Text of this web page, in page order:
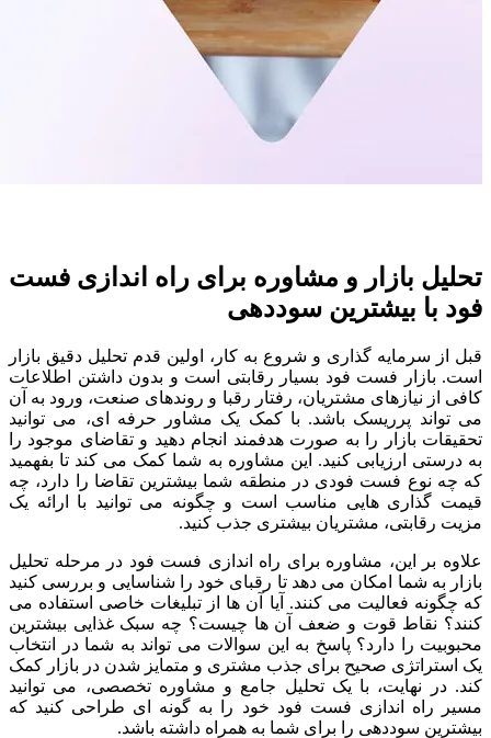
تحلیل بازار و مشاوره برای راه اندازی فست
فود با بیشترین سوددهی
قبل از سرمایه گذاری و شروع به کار، اولین قدم تحلیل دقیق بازار
است. بازار فست فود بسیار رقابتی است و بدون داشتن اطلاعات
کافی از نیازهای مشتریان، رفتار رقبا و روندهای صنعت، ورود به آن
می تواند پرریسک باشد. با کمک یک مشاور حرفه ای، می توانید
تحقیقات بازار را به صورت هدفمند انجام دهید و تقاضای موجود را
به درستی ارزیابی کنید. این مشاوره به شما کمک می کند تا بفهمید
که چه نوع فست فودی در منطقه شما بیشترین تقاضا را دارد، چه
قیمت گذاری هایی مناسب است و چگونه می توانید با ارائه یک
مزیت رقابتی، مشتریان بیشتری جذب کنید.
علاوه بر این، مشاوره برای راه اندازی فست فود در مرحله تحلیل
بازار به شما امکان می دهد تا رقبای خود را شناسایی و بررسی کنید
که چگونه فعالیت می کنند. آیا آن ها از تبلیغات خاصی استفاده می
کنند؟ نقاط قوت و ضعف آن ها چیست؟ چه سبک غذایی بیشترین
محبوبیت را دارد؟ پاسخ به این سوالات می تواند به شما در انتخاب
یک استراتژی صحیح برای جذب مشتری و متمایز شدن در بازار کمک
کند. در نهایت، با یک تحلیل جامع و مشاوره تخصصی، می توانید
مسیر راه اندازی فست فود خود را به گونه ای طراحی کنید که
بیشترین سوددهی را برای شما به همراه داشته باشد.